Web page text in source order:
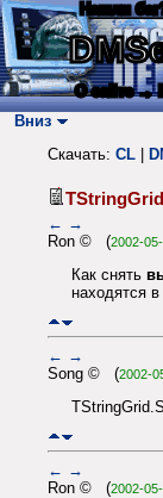
Нашли
О сайте →
Вниз
Скачать: CL
← →
Ron © (2002-
Как снять
находятся в
← →
Song © (2002-
← →
Ron © (2002-